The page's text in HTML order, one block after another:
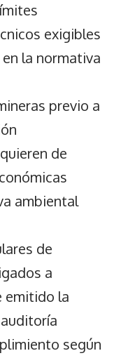
exigibles
la normativa
previo a
de
ambiental
de
a
emitido la
según